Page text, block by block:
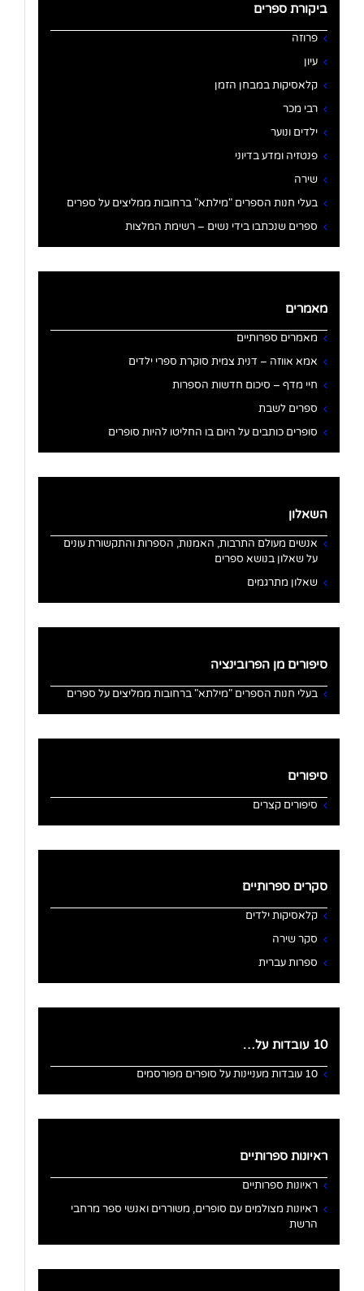
ביקורת ספרים
פרוזה
עיון
קלאסיקות במבחן הזמן
רבי מכר
ילדים ונוער
פנטזיה ומדע בדיוני
שירה
בעלי חנות הספרים "מילתא" ברחובות ממליצים על ספרים
ספרים שנכתבו בידי נשים – רשימת המלצות
מאמרים
מאמרים ספרותיים
אמא אווזה – דנית צמית סוקרת ספרי ילדים
חיי מדף – סיכום חדשות הספרות
ספרים לשבת
סופרים כותבים על היום בו החליטו להיות סופרים
השאלון
אנשים מעולם התרבות, האמנות, הספרות והתקשורת עונים
על שאלון בנושא ספרים
שאלון מתרגמים
סיפורים מן הפרובינציה
בעלי חנות הספרים "מילתא" ברחובות ממליצים על ספרים
סיפורים
סיפורים קצרים
סקרים ספרותיים
קלאסיקות ילדים
סקר שירה
ספרות עברית
10 עובדות על…
10 עובדות מעניינות על סופרים מפורסמים
ראיונות ספרותיים
ראיונות ספרותיים
ראיונות מצולמים עם סופרים, משוררים ואנשי ספר מרחבי
הרשת